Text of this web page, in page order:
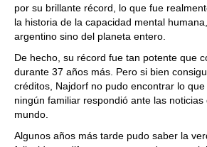
por su brillante récord, lo que fue
la historia de la capacidad mental
argentino sino del planeta entero.
De hecho, su récord fue tan potente que
durante 37 años más. Pero si bien
créditos, Najdorf no pudo encontrar lo
ningún familiar respondió ante las
mundo.
Algunos años más tarde pudo saber la